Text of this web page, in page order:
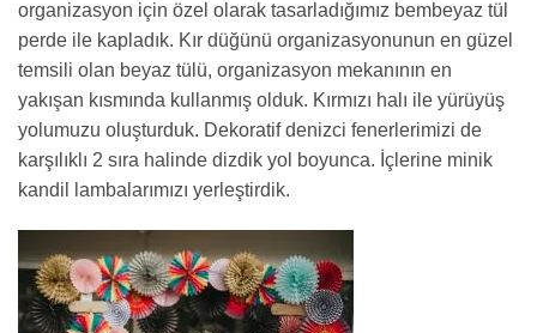
organizasyon için özel olarak tasarladığımız bembeyaz tül
perde ile kapladık. Kır düğünü organizasyonunun en güzel
temsili olan beyaz tülü, organizasyon mekanının en
yakışan kısmında kullanmış olduk. Kırmızı halı ile yürüyüş
yolumuzu oluşturduk. Dekoratif denizci fenerlerimizi de
karşılıklı 2 sıra halinde dizdik yol boyunca. İçlerine minik
kandil lambalarımızı yerleştirdik.